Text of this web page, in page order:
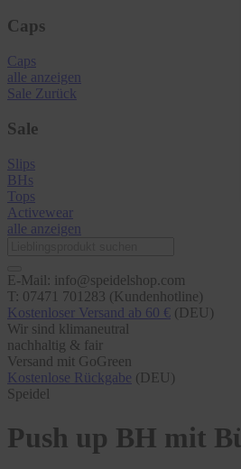
Caps
Caps
alle anzeigen
Sale Zurück
Sale
Slips
BHs
Tops
Activewear
alle anzeigen
E-Mail: info@speidelshop.com
T: 07471 701283 (Kundenhotline)
Kostenloser Versand ab 60 € (DEU)
Wir sind klimaneutral
nachhaltig & fair
Versand mit GoGreen
Kostenlose Rückgabe (DEU)
Speidel
Push up BH mit